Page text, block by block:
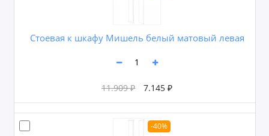
Cтоевая к шкафу Мишель белый матовый левая
11.909 ₽ 7.145 ₽
-40%